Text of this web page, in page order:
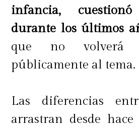
infancia,
durante los últimos
que no volverá
públicamente al tema.
Las diferencias
arrastran desde